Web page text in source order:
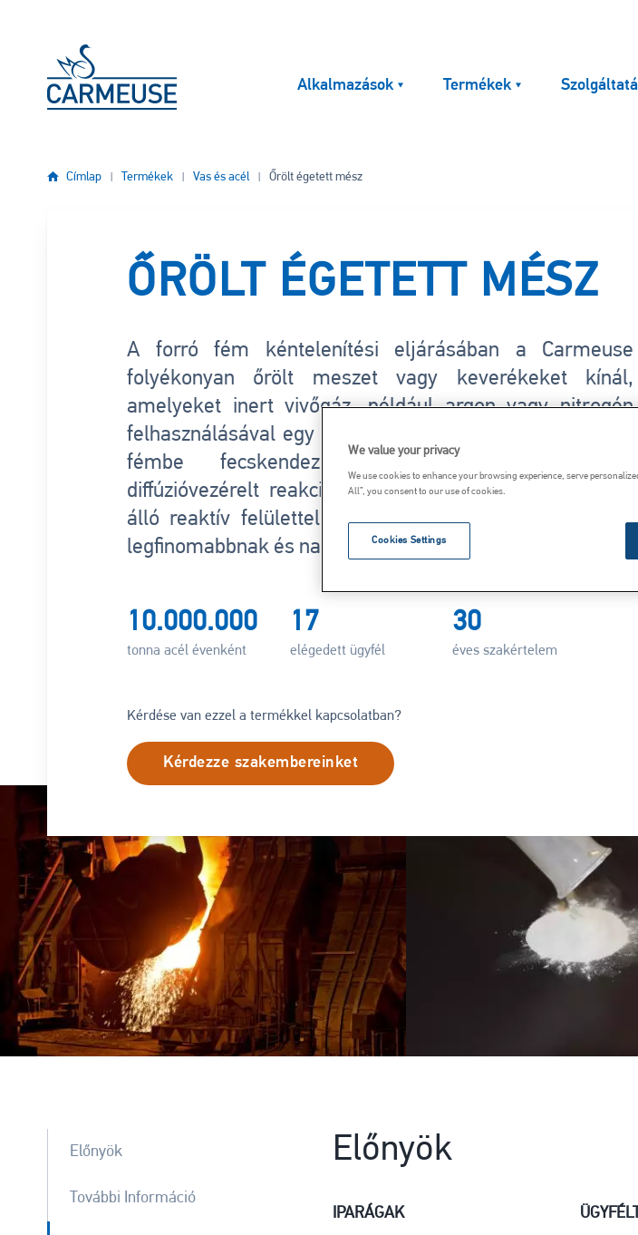
Alkalmazások Termékek
Címlap Termékek Vas és acél Őrölt égetett mész
ŐRÖLT ÉGETETT MÉSZ
A forró fém kéntelenítési eljárásában a Carmeuse
folyékonyan őrölt meszet vagy keverékeket kínál,
amelyeket inert vivőgáz, például argon vagy nitrogén
felhasználásával egy merített lándzsán keresztül a forró
fémbe fecskendeznek. Mivel a kéntelenítés
diffúzióvezérelt reakció, és a reakcióhoz rendelkezésre
álló reaktív felülettel függ össze, a mésznek a lehető
legfinomabbnak és nagyon jól folyósnak kell lennie.
10.000.000
tonna acél évenként
17
elégedett ügyfél
30
éves szakértelem
Kérdése van ezzel a termékkel kapcsolatban?
Kérdezze szakembereinket
Kép
Előnyök
További Információ
Előnyök
IPARÁGAK
We value your privacy
We use cookies to enhance your browsing experience, serve
All”, you consent to our use of cookies.
Cookies Settings